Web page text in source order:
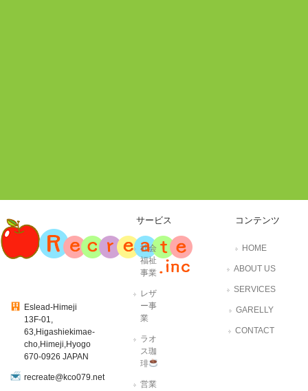
Eslead-Himeji
13F-01,
63,Higashiekimae-
cho,Himeji,Hyogo
670-0926 JAPAN
recreate@kco079.net
サービス
社会
福祉
事業
レザ
ー事
業
ラオ
ス珈
琲
営業
コンテンツ
HOME
ABOUT US
SERVICES
GARELLY
CONTACT